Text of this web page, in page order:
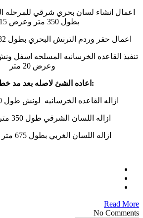
اعمال انشاء لسان بحري شرقي للمرحله
بطول 350 متر وعرض 15 متر
اعمال حفر وردم الترنش البحري بطول 782 متر وعرض 35 متر
وعرض 20 متر
:اعاده الشئ لاصله بعد مد
ازاله القاعده الخرسانيه لونش طول 20 وعرض 35 متر
ازاله اللسان الشرقي طول 350 متر عرض 15 متر
ازاله اللسان الغربي بطول 675 متر وعرض 15 متر
Read More
No Comments